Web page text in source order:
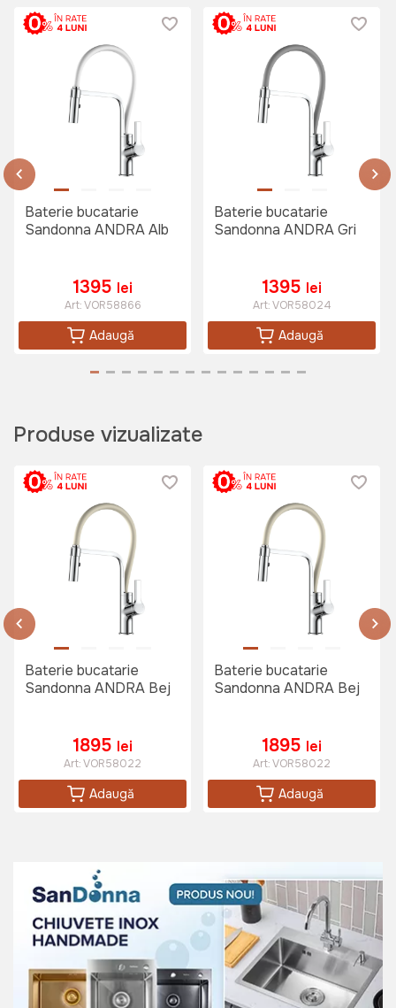
Baterie bucatarie
Sandonna ANDRA Alb
1395 lei
Art:VOR58866
Adaugă
Baterie bucatarie
Sandonna ANDRA Gri
1395 lei
Art:VOR58024
Adaugă
Produse vizualizate
Baterie bucatarie
Sandonna ANDRA Bej
1895 lei
Art:VOR58022
Adaugă
Baterie bucatarie
Sandonna ANDRA Bej
1895 lei
Art:VOR58022
Adaugă